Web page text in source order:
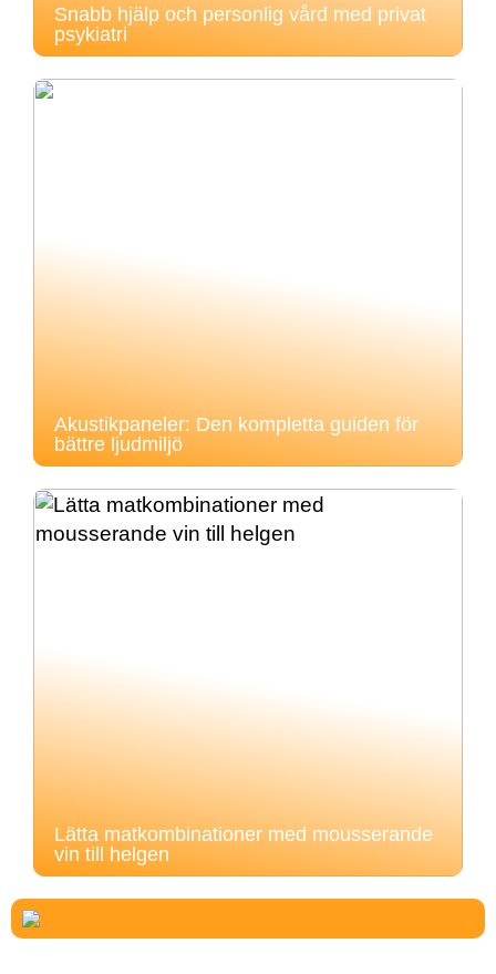
Snabb hjälp och personlig vård med privat
psykiatri
Akustikpaneler: Den kompletta guiden för
bättre ljudmiljö
Lätta matkombinationer med mousserande
vin till helgen